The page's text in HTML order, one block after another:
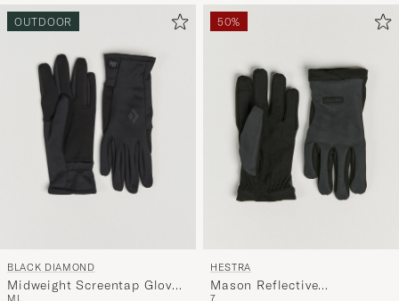
OUTDOOR
BLACK DIAMOND
Midweight Screentap Gloves
M L
50%
HESTRA
Mason Reflective
7